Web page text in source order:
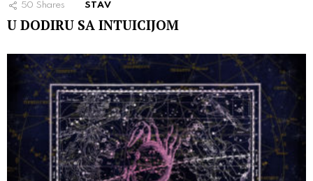
50 Shares STAV
U DODIRU SA INTUICIJOM